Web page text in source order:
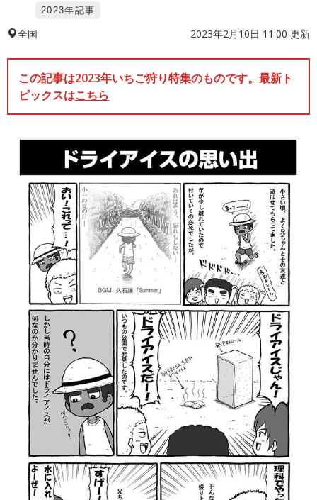
2023年記事
全国 2023年2月10日 11:00 更新
この記事は2023年いちご狩り特集のものです。最新ト
ピックスはこちら